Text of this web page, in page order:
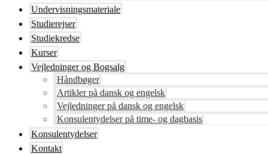
Undervisningsmateriale
Studierejser
Studiekredse
Kurser
Vejledninger og Bogsalg
Håndbøger
Artikler på dansk og engelsk
Vejledninger på dansk og engelsk
Konsulentydelser på time- og dagbasis
Konsulentydelser
Kontakt